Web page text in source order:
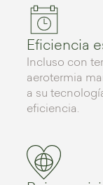
Eficiencia
Incluso con
aerotermia
a su
eficiencia.